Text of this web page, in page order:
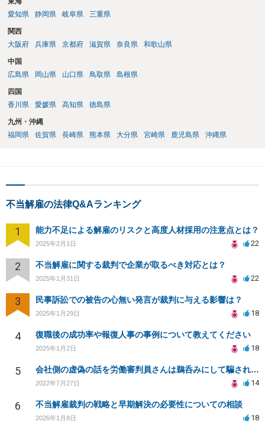
愛知県
静岡県 岐阜県 三重県
関西
大阪府
兵庫県 京都府 滋賀県 奈良県 和歌山県
中国
広島県
岡山県 山口県 鳥取県 島根県
四国
香川県
愛媛県 高知県 徳島県
九州・沖縄
福岡県
佐賀県 長崎県 熊本県 大分県 宮崎県 鹿児島県 沖縄県
不当解雇の法律Q&Aランキング
1 能力不足による解雇のリスクと高度人材採用の注意点とは？
2025年2月1日 22
2 不当解雇に関する裁判で企業が取るべき対応とは？
2025年1月31日 22
3 民事訴訟での被告の心無い発言が裁判に与える影響は？
2025年1月29日 18
4 復職後の成功率や報復人事の事例について教えてください
2025年1月2日 18
5 会社側の虚偽の話を労働審判員さんは鵜呑みにして騙されてしまいました。
2022年7月27日 14
6 不当解雇裁判の戦略と早期解決の必要性についての相談
2026年1月8日 18